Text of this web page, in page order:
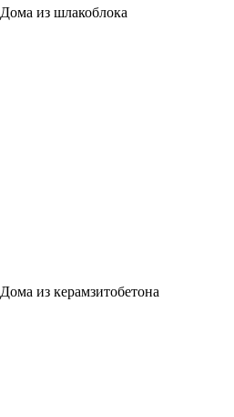
Дома из шлакоблока
Дома из керамзитобетона